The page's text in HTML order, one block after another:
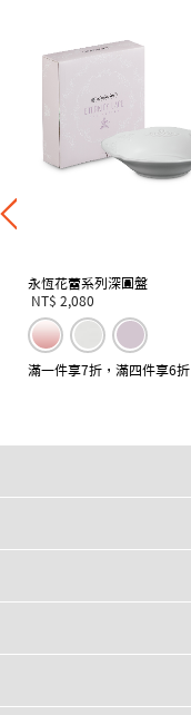
永恆花蕾系列深圓盤
NT$ 2,080
滿一件享7折，滿四件享6折